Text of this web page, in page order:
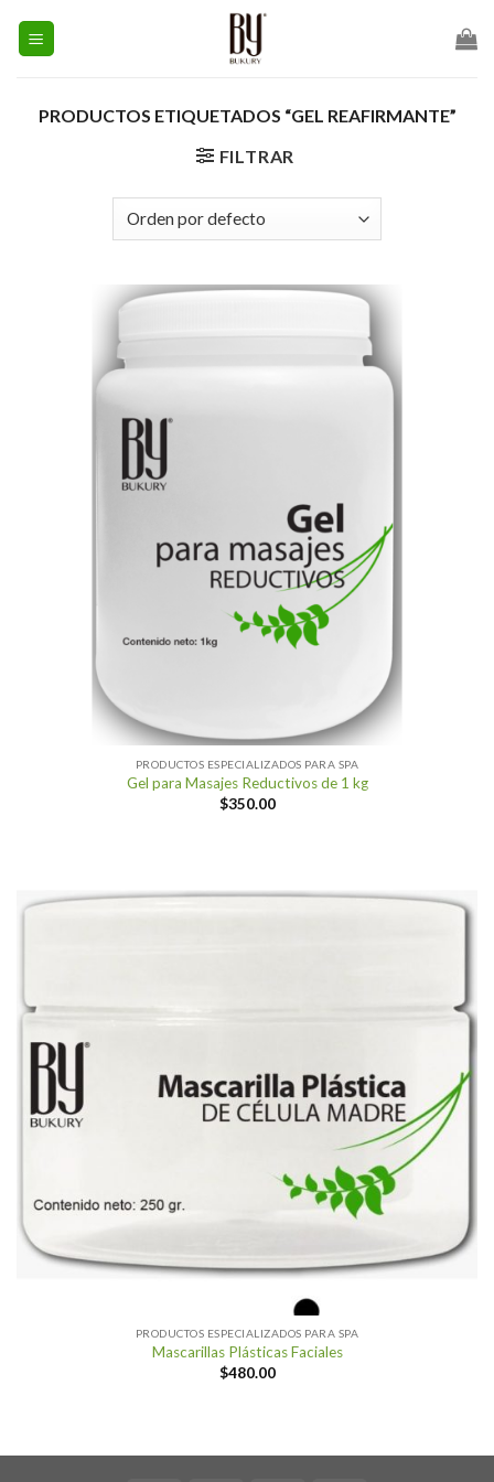
PRODUCTOS ETIQUETADOS “GEL REAFIRMANTE”
FILTRAR
PRODUCTOS ESPECIALIZADOS PARA SPA
Gel para Masajes Reductivos de 1 kg
$350.00
PRODUCTOS ESPECIALIZADOS PARA SPA
Mascarillas Plásticas Faciales
$480.00